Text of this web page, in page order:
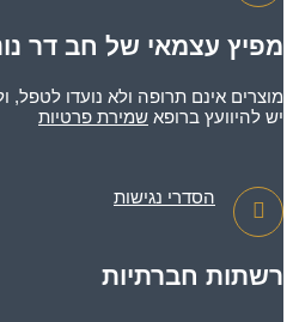
מפיץ עצמאי של חב דר
מוצרים אינם תרופה ולא נועדו לטפל,
יש להיוועץ ברופאשמירת פרטיות
הסדרי נגישות
רשתות חברתיות